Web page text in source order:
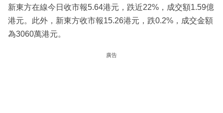
新東方在線今日收市報5.64港元，跌近22%，成交額1.59億
港元。此外，新東方收市報15.26港元，跌0.2%，成交金額
為3060萬港元。
廣告